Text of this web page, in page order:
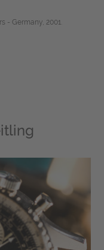
- Germany, 2001.